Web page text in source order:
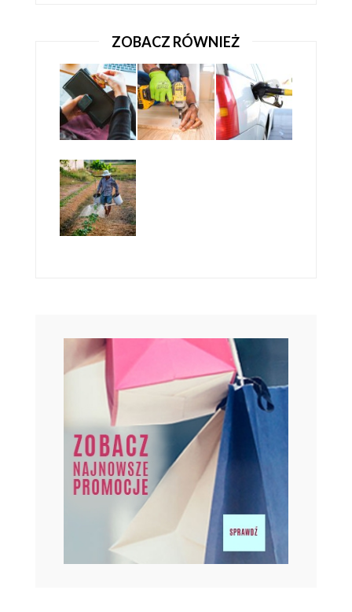
GDZIE TANIO KUPIĆ NARZĘDZIA STOLARSKIE?
NARZĘDZIA I AKCESORIA BUDOWLANE
GDZIE TANIO KUPIĆ NARZĘDZIA I MATERIAŁY
BUDOWLANE?
TANIE MATERIAŁY BUDOWLANE
ZOBACZ RÓWNIEŻ